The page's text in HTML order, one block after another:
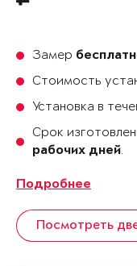
Замер
Стоимость
Установка в
Срок
рабочих дней.
Подробнее
Посмотреть